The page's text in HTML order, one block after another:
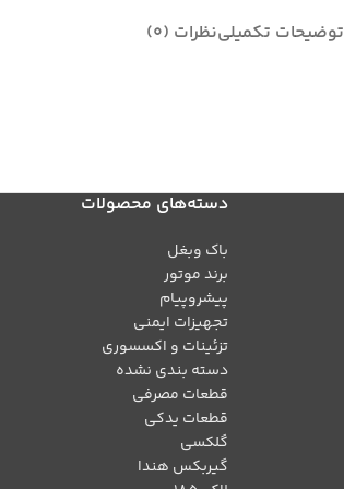
توضیحات تکمیلینظرات (0)
دسته‌های محصولات
باک وبغل
برند موتور
پیشروپیام
تجهیزات ایمنی
تزئینات و اکسسوری
دسته بندی نشده
قطعات مصرفی
قطعات یدکی
گلکسی
گیربکس هندا